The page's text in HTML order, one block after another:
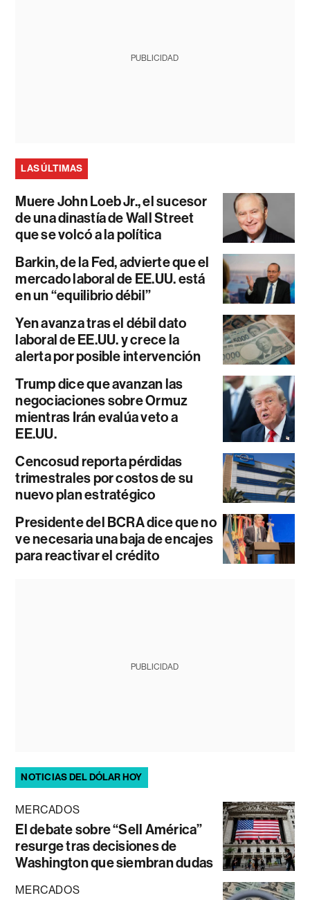
PUBLICIDAD
LAS ÚLTIMAS
Muere John Loeb Jr., el sucesor
de una dinastía de Wall Street
que se volcó a la política
Barkin, de la Fed, advierte que el
mercado laboral de EE.UU. está
en un “equilibrio débil”
Yen avanza tras el débil dato
laboral de EE.UU. y crece la
alerta por posible intervención
Trump dice que avanzan las
negociaciones sobre Ormuz
mientras Irán evalúa veto a
EE.UU.
Cencosud reporta pérdidas
trimestrales por costos de su
nuevo plan estratégico
Presidente del BCRA dice que no
ve necesaria una baja de encajes
para reactivar el crédito
PUBLICIDAD
NOTICIAS DEL DÓLAR HOY
MERCADOS
El debate sobre “Sell América”
resurge tras decisiones de
Washington que siembran dudas
MERCADOS